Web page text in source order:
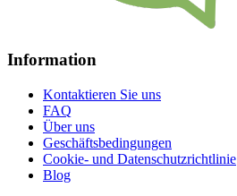
Information
Kontaktieren Sie uns
FAQ
Über uns
Geschäftsbedingungen
Cookie- und Datenschutzrichtlinie
Blog